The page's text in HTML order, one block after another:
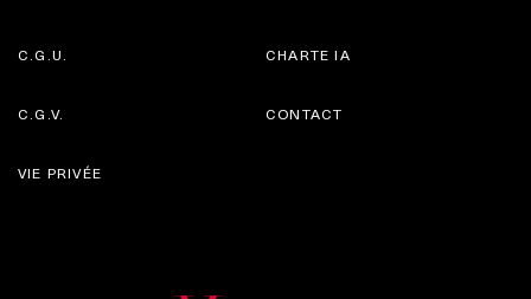
C.G.U.
C.G.V.
CHARTE IA
CONTACT
VIE PRIVÉE